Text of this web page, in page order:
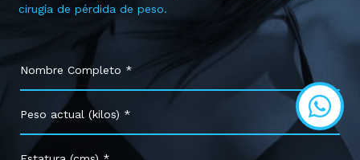
cirugía de pérdida de peso.